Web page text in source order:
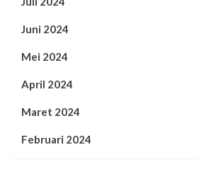
Juni 2024
Mei 2024
April 2024
Maret 2024
Februari 2024